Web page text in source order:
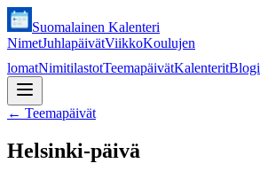
Suomalainen Kalenteri
NimetJuhlapäivätViikkoKoulujen
lomatNimitilastotTeemapäivätKalenteritBlogi
← Teemapäivät
Helsinki-päivä